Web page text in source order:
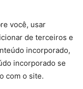
você, usar
de terceiros e
incorporado,
incorporado se
com o site.